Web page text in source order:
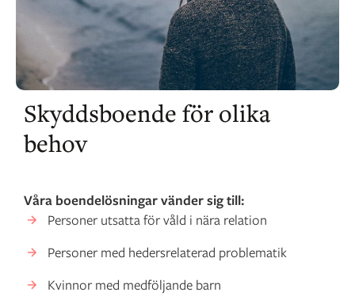
Skyddsboende för olika
behov
Våra boendelösningar vänder sig till:
Personer utsatta för våld i nära relation
Personer med hedersrelaterad problematik
Kvinnor med medföljande barn